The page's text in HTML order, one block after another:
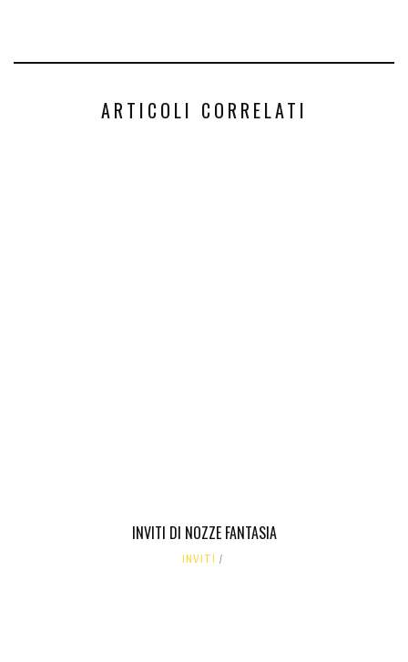
ARTICOLI CORRELATI
INVITI DI NOZZE FANTASIA
INVITI